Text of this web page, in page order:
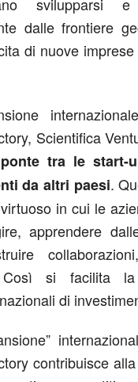
svilupparsi e
dalle frontiere
di nuove
Scientifica
ponte tra le start-
da altri paesi.
in cui le
apprendere
Così si facilita
di
contribuisce